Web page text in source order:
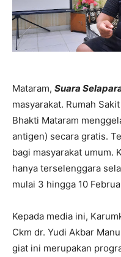
Mataram, Suara
masyarakat. Rumah
Bhakti Mataram
antigen) secara gratis.
bagi masyarakat umum.
hanya terselenggara
mulai 3 hingga 10
Kepada media ini,
Ckm dr. Yudi Akbar
giat ini merupakan